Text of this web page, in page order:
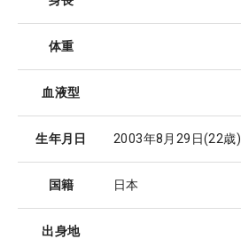
体重
血液型
生年月日 2003年8月29日(22歳)
国籍 日本
出身地